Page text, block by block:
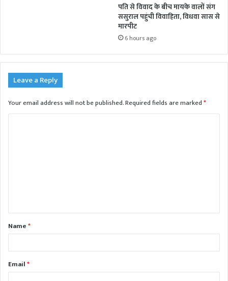
पति से विवाद के बीच मायके वालों संग
ससुराल पहुंची विवाहिता, विधवा सास से
मारपीट
6 hours ago
Leave a Reply
Your email address will not be published.Required fields are marked*
t
*Name*
Email*